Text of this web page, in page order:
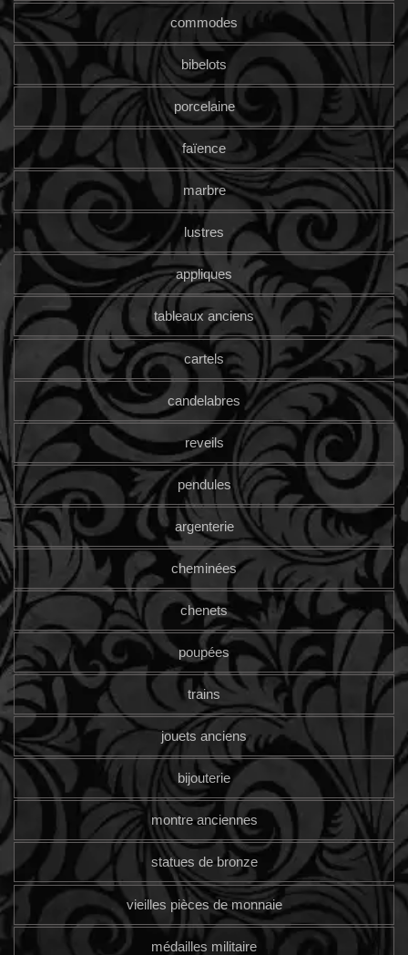
commodes
bibelots
porcelaine
faïence
marbre
lustres
appliques
tableaux anciens
cartels
candelabres
reveils
pendules
argenterie
cheminées
chenets
poupées
trains
jouets anciens
bijouterie
montre anciennes
statues de bronze
vieilles pièces de monnaie
médailles militaire